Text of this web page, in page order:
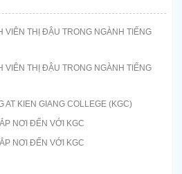
VIÊN THỊ ĐẬU TRONG NGÀNH TIẾNG
VIÊN THỊ ĐẬU TRONG NGÀNH TIẾNG
AT KIEN GIANG COLLEGE (KGC)
NƠI ĐẾN VỚI KGC
NƠI ĐẾN VỚI KGC